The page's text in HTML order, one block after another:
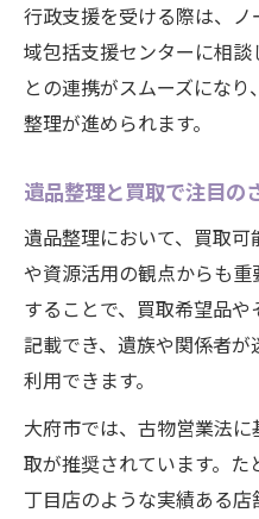
行政支援を受ける際は、
域包括支援センターに相
との連携がスムーズにな
整理が進められます。
遺品整理と買取で注目の
遺品整理において、買取
や資源活用の観点からも
することで、買取希望品
記載でき、遺族や関係者
利用できます。
大府市では、古物営業法
取が推奨されています。
丁目店のような実績ある